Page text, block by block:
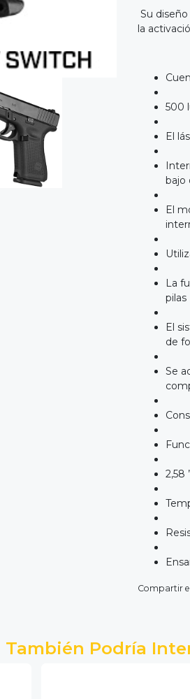
Su
la
500
El
bajo
El
La
pilas
El
de
Se
2,58
Compartir
También Podría